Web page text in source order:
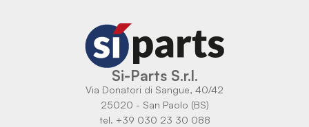
Si-Parts S.r.l.
Via Donatori di Sangue, 40/42
25020 - San Paolo (BS)
tel. +39 030 23 30 088